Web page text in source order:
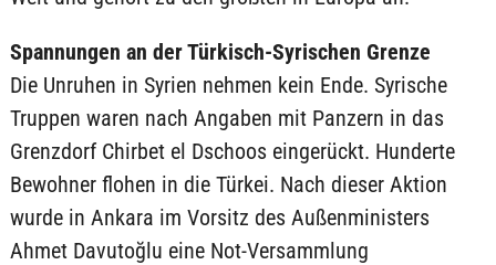
Spannungen an der Türkisch-Syrischen Grenze
Die Unruhen in Syrien nehmen kein Ende. Syrische
Truppen waren nach Angaben mit Panzern in das
Grenzdorf Chirbet el Dschoos eingerückt. Hunderte
Bewohner flohen in die Türkei. Nach dieser Aktion
wurde in Ankara im Vorsitz des Außenministers
Ahmet Davutoğlu eine Not-Versammlung